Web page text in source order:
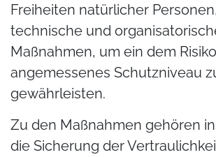
Freiheiten natürlicher
technische und
Maßnahmen, um ein dem Risiko
angemessenes Schutzniveau
gewährleisten.
Zu den Maßnahmen gehören
die Sicherung der